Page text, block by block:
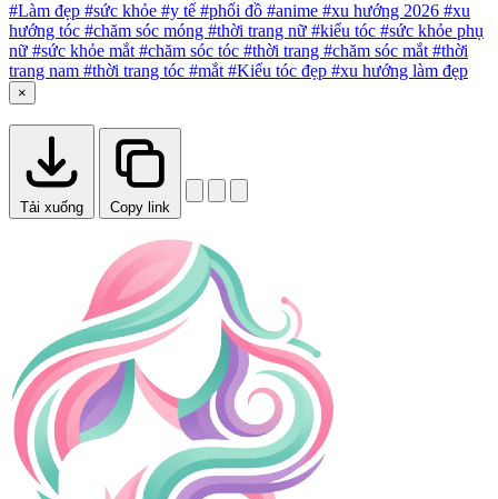
#Làm đẹp #sức khỏe #y tế #phối đồ #anime #xu hướng 2026 #xu
hướng tóc #chăm sóc móng #thời trang nữ #kiểu tóc #sức khỏe phụ
nữ #sức khỏe mắt #chăm sóc tóc #thời trang #chăm sóc mắt #thời
trang nam #thời trang tóc #mắt #Kiểu tóc đẹp #xu hướng làm đẹp
×
Tải xuống Copy link